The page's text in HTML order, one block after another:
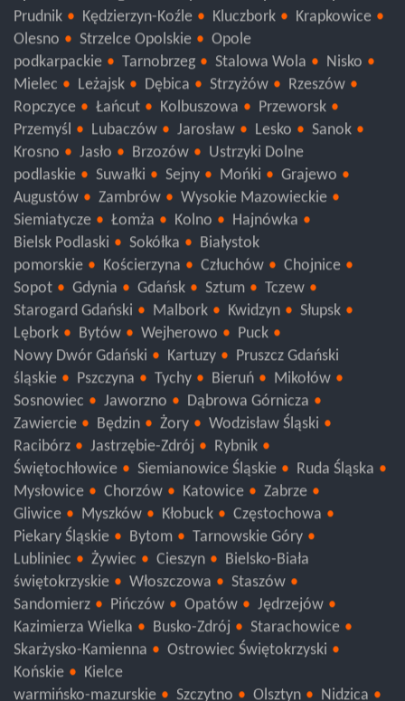
opolskie
Brzeg Głubczyce Namysłów
Nysa
Prudnik
Kędzierzyn-Koźle Kluczbork
Olesno
Strzelce Opolskie
Opole
podkarpackie
Tarnobrzeg Stalowa Wola
Nisko
Mielec
Leżajsk Dębica Strzyżów
Rzeszów
Ropczyce
Łańcut Kolbuszowa
Przeworsk
Przemyśl
Lubaczów Jarosław Lesko
Krosno
Jasło Brzozów
Ustrzyki Dolne
podlaskie
Suwałki Sejny Mońki
Grajewo
Augustów
Zambrów
Wysokie Mazowieckie
Siemiatycze
Łomża Kolno
Hajnówka
Bielsk Podlaski
Sokółka
Białystok
pomorskie
Kościerzyna Człuchów
Chojnice
Sopot
Gdynia Gdańsk Sztum
Tczew
Starogard Gdański
Malbork Kwidzyn
Lębork
Bytów Wejherowo
Puck
Nowy Dwór Gdański
Kartuzy
Pruszcz Gdański
śląskie
Pszczyna Tychy Bieruń
Mikołów
Sosnowiec
Jaworzno
Dąbrowa Górnicza
Zawiercie
Będzin Żory
Wodzisław Śląski
Racibórz
Jastrzębie-Zdrój
Rybnik
Świętochłowice
Siemianowice Śląskie
Ruda Śląska
Mysłowice
Chorzów Katowice
Zabrze
Gliwice
Myszków Kłobuck
Częstochowa
Piekary Śląskie
Bytom
Tarnowskie Góry
Lubliniec
Żywiec Cieszyn
Bielsko-Biała
świętokrzyskie
Włoszczowa
Staszów
Sandomierz
Pińczów Opatów
Jędrzejów
Kazimierza Wielka
Busko-Zdrój
Starachowice
Skarżysko-Kamienna
Końskie
Kielce